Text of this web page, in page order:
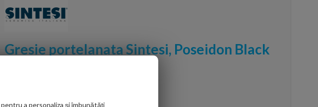
Gresie portelanata Sintesi, Poseidon Black
a personaliza și îmbunătăți